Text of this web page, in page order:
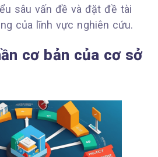
sâu vấn đề và đặt đề tài
của lĩnh vực nghiên cứu.
cơ bản của cơ sở